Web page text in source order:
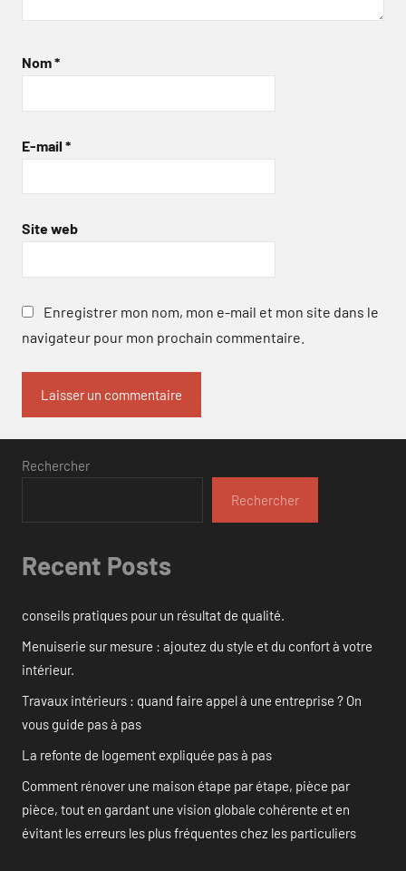
Nom*
E-mail *
Site web
Enregistrer mon nom, mon e-mail et mon site dans le
navigateur pour mon prochain commentaire.
Rechercher
Rechercher
Recent Posts
conseils pratiques pour un résultat de qualité.
Menuiserie sur mesure : ajoutez du style et du confort à votre
intérieur.
Travaux intérieurs : quand faire appel à une entreprise ? On
vous guide pas à pas
La refonte de logement expliquée pas à pas
Comment rénover une maison étape par étape, pièce par
pièce, tout en gardant une vision globale cohérente et en
évitant les erreurs les plus fréquentes chez les particuliers